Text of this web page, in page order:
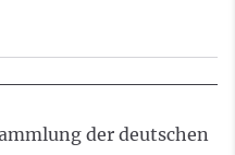
der deutschen